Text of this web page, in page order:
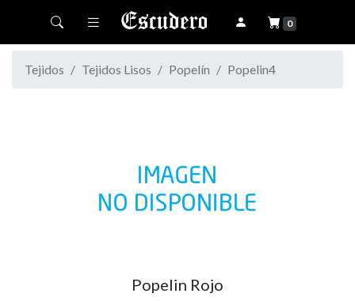
Toggle navigation 0
Tejidos Tejidos Lisos Popelín Popelin4
Popelin Rojo